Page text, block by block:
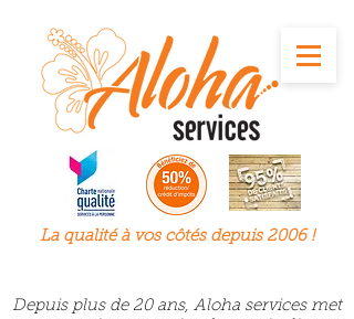
La qualité à voscôtés depuis 2006 !
Depuis plus de 20 ans, Aloha services met